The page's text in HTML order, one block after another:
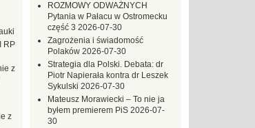
ROZMOWY ODWAŻNYCH
Pytania w Pałacu w Ostromecku
część 3 2026-07-30
Zagrożenia i świadomość
Polaków 2026-07-30
Strategia dla Polski. Debata: dr
Piotr Napierała kontra dr Leszek
Sykulski 2026-07-30
Mateusz Morawiecki – To nie ja
byłem premierem PiS 2026-07-
30
RP
z
z